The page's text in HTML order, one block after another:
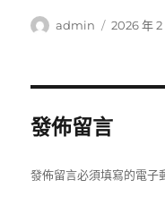
作
admin
發
2026 年 2
發佈留言
發佈留言必須填寫的電子